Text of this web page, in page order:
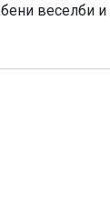
веселби и
чистеле и
да